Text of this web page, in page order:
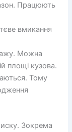
Працюють
вмикання
Можна
площі кузова.
Тому
Зокрема